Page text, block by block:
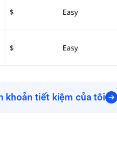
khoản tiết kiệm của tôi